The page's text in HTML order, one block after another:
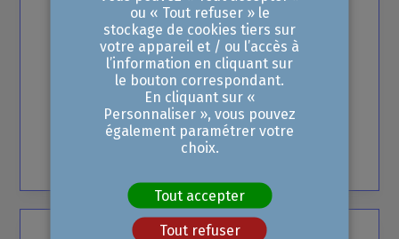
Novembre2026
Jours pour Entreprendre
09:00 - 17:00 •Marseille
750,00 €
ou « Tout refuser » le
stockage de cookies tiers sur
votre appareil et / ou l’accès à
l’information en cliquant sur
le bouton correspondant.
En cliquant sur «
Personnaliser », vous pouvez
également paramétrer votre
choix.
Tout accepter
Tout refuser